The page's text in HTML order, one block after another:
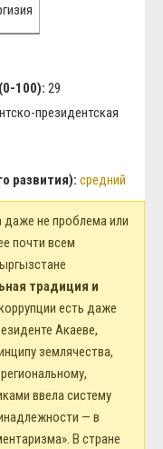
100): 29
президентская
развития): средний
даже не проблема или
почти всем
традиция и
есть даже
Акаеве,
землячества,
ввела систему
— в
В стране